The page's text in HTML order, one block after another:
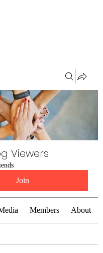
Viewers
Join
Members About